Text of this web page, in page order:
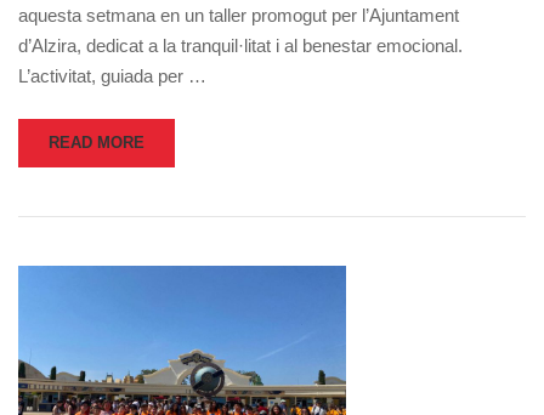
aquesta setmana en un taller promogut per l’Ajuntament
d’Alzira, dedicat a la tranquil·litat i al benestar emocional.
L’activitat, guiada per …
READ MORE